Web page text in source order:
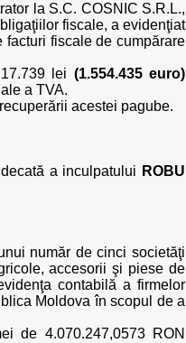
la S.C. COSNIC S.R.L.,
fiscale, a evidenţiat
fiscale de cumpărare
lei (1.554.435 euro)
a TVA.
acestei pagube.
a inculpatului ROBU
număr de cinci societăţi
accesorii şi piese de
contabilă a firmelor
Moldova în scopul de a
de 4.070.247,0573 RON